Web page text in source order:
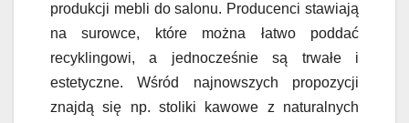
produkcji mebli do salonu. Producenci stawiają
na surowce, które można łatwo poddać
recyklingowi, a jednocześnie są trwałe i
estetyczne. Wśród najnowszych propozycji
znajdą się np. stoliki kawowe z naturalnych